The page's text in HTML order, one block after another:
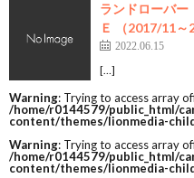
ランドローバ
Ｅ （2017/11～
2022.06.15
[…]
Warning: Trying to access array
/home/r0144579/public_html/
content/themes/lionmedia-
Warning: Trying to access array
/home/r0144579/public_html/
content/themes/lionmedia-